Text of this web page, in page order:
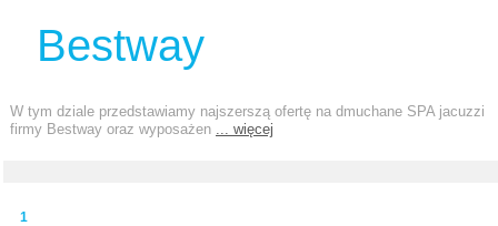
Bestway
W tym dziale przedstawiamy najszerszą ofertę na dmuchane SPA jacuzzi
firmy Bestway oraz wyposażen ... więcej
1